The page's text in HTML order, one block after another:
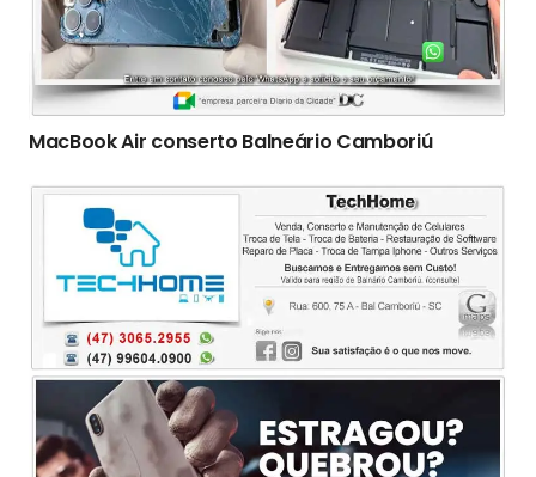
MacBook Air conserto Balneário Camboriú